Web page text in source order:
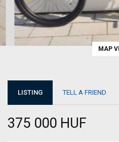
MAP
LISTING TELL A FRIEND
375 000 HUF